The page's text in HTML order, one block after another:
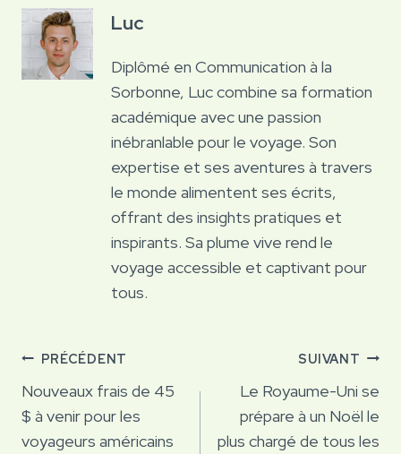
Luc
Diplômé en Communication à la
Sorbonne, Luc combine sa formation
académique avec une passion
inébranlable pour le voyage. Son
expertise et ses aventures à travers
le monde alimentent ses écrits,
offrant des insights pratiques et
inspirants. Sa plume vive rend le
voyage accessible et captivant pour
tous.
Navigation
de
l’article
PRÉCÉDENT
Nouveaux frais de 45
$ à venir pour les
voyageurs américains
SUIVANT
Le Royaume-Uni se
prépare à un Noël le
plus chargé de tous les